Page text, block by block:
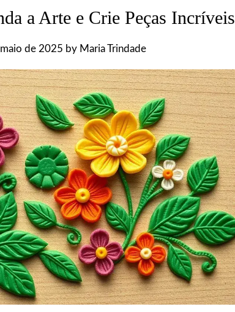
a Arte e Crie Peças Incríveis
de 2025 by Maria Trindade